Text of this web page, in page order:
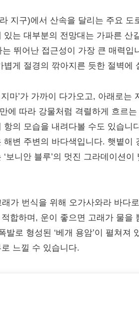
지구)에서 산속을 달리는 주요 도
는 대부분의 전망대는 가파른 산
뛰어난 접근성이 가장 큰 매력입
게 절경의 깎아지른 듯한 절벽에
마’가 가까이 다가오고, 아래로는
에 따라 강물처럼 격렬하게 흐르
의 모습을 내려다볼 수도 있습니
변 주변의 바다색입니다. 햇볕이
보니안 블루’의 멋진 그라데이션
가 번식을 위해 오가사와라 바다
합하며, 운이 좋으면 고래가 물을
로 형성된 ‘베개 용암’이 펼쳐져
느낄 수 있습니다.